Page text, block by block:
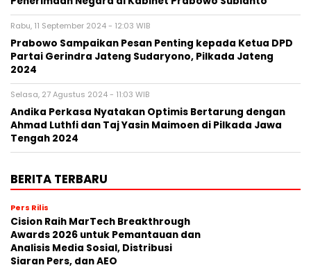
Rabu, 11 September 2024 - 12:03 WIB
Prabowo Sampaikan Pesan Penting kepada Ketua DPD
Partai Gerindra Jateng Sudaryono, Pilkada Jateng
2024
Selasa, 27 Agustus 2024 - 11:03 WIB
Andika Perkasa Nyatakan Optimis Bertarung dengan
Ahmad Luthfi dan Taj Yasin Maimoen di Pilkada Jawa
Tengah 2024
BERITA TERBARU
Pers Rilis
Cision Raih MarTech Breakthrough
Awards 2026 untuk Pemantauan dan
Analisis Media Sosial, Distribusi
Siaran Pers, dan AEO